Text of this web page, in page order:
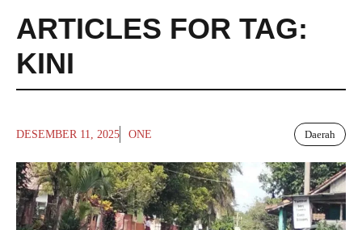
ARTICLES FOR TAG:
KINI
DESEMBER 11, 2025 ONE Daerah